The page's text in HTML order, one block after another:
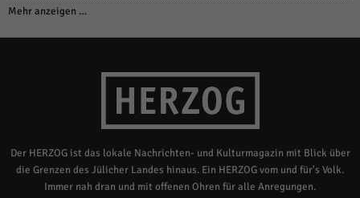
Mehr anzeigen …
Der HERZOG ist das lokale Nachrichten- und Kulturmagazin mit Blick über
die Grenzen des Jülicher Landes hinaus. Ein HERZOG vom und für's Volk.
Immer nah dran und mit offenen Ohren für alle Anregungen.